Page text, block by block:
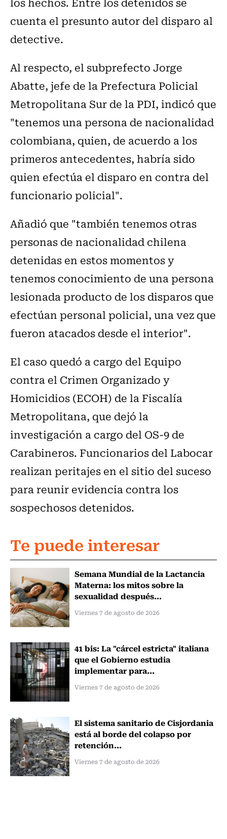
cuenta el presunto autor del disparo al
detective.
Al respecto, el subprefecto Jorge
Abatte, jefe de la Prefectura Policial
Metropolitana Sur de la PDI, indicó que
"tenemos una persona de nacionalidad
colombiana, quien, de acuerdo a los
primeros antecedentes, habría sido
quien efectúa el disparo en contra del
funcionario policial".
Añadió que "también tenemos otras
personas de nacionalidad chilena
detenidas en estos momentos y
tenemos conocimiento de una persona
lesionada producto de los disparos que
efectúan personal policial, una vez que
fueron atacados desde el interior".
El caso quedó a cargo del Equipo
contra el Crimen Organizado y
Homicidios (ECOH) de la Fiscalía
Metropolitana, que dejó la
investigación a cargo del OS-9 de
Carabineros. Funcionarios del Labocar
realizan peritajes en el sitio del suceso
para reunir evidencia contra los
sospechosos detenidos.
Te puede interesar
Semana Mundial de la Lactancia
Materna: los mitos sobre la
sexualidad después...
Viernes 7 de agosto de 2026
41 bis: La "cárcel estricta" italiana
que el Gobierno estudia
implementar para...
Viernes 7 de agosto de 2026
El sistema sanitario de Cisjordania
está al borde del colapso por
retención...
Viernes 7 de agosto de 2026